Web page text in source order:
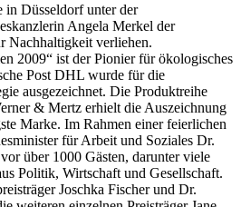
in Düsseldorf unter der
Angela Merkel der
Nachhaltigkeit verliehen.
2009“ ist der Pionier für ökologisches
Post DHL wurde für die
ausgezeichnet. Die Produktreihe
& Mertz erhielt die Auszeichnung
Marke. Im Rahmen einer feierlichen
für Arbeit und Soziales Dr.
über 1000 Gästen, darunter viele
Politik, Wirtschaft und Gesellschaft.
Joschka Fischer und Dr.